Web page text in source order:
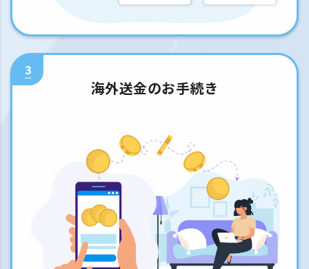
3
海外送金のお手続き